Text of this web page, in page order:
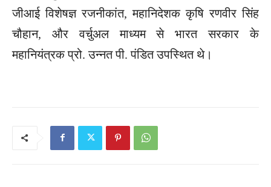
जीआई विशेषज्ञ रजनीकांत, महानिदेशक कृषि रणवीर सिंह
चौहान, और वर्चुअल माध्यम से भारत सरकार के
महानियंत्रक प्रो. उन्नत पी. पंडित उपस्थित थे।